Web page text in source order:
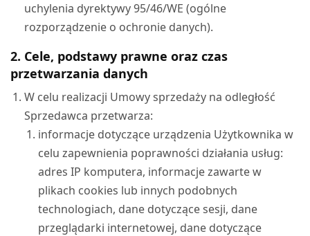
uchylenia dyrektywy 95/46/WE (ogólne
rozporządzenie o ochronie danych).
2. Cele, podstawy prawne oraz czas
przetwarzania danych
W celu realizacji Umowy sprzedaży na odległość
Sprzedawca przetwarza:
informacje dotyczące urządzenia Użytkownika w
celu zapewnienia poprawności działania usług:
adres IP komputera, informacje zawarte w
plikach cookies lub innych podobnych
technologiach, dane dotyczące sesji, dane
przeglądarki internetowej, dane dotyczące